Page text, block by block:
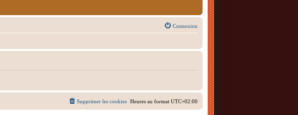
Connexion
Heures au format UTC+02:00
Supprimer les cookies